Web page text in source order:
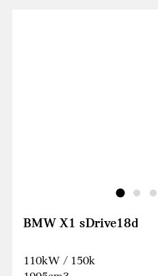
BMW X1 sDrive18d
110kW / 150k